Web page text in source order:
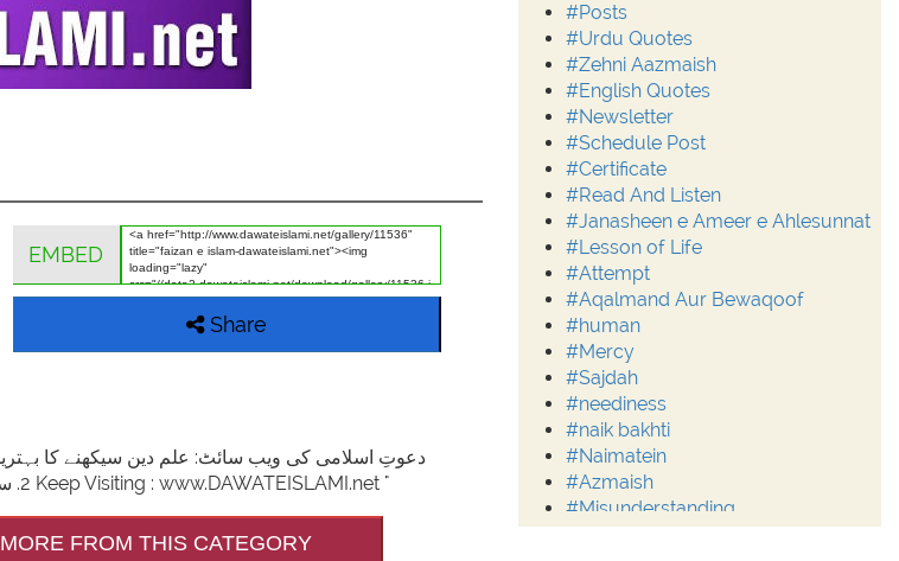
EMBED
Share
2. سینکڑوں کی تعداد میں مدنی پھول اور وال پیپرز ڈاؤن لوڈ اور شیئر کرنے کی سہولت Keep Visiting : www.DAWATEISLAMI.net "
MORE FROM THIS CATEGORY
#Posts
#Urdu Quotes
#Zehni Aazmaish
#English Quotes
#Newsletter
#Schedule Post
#Certificate
#Read And Listen
#Janasheen e Ameer e Ahlesunnat
#Lesson of Life
#Attempt
#Aqalmand Aur Bewaqoof
#human
#Mercy
#Sajdah
#neediness
#naik bakhti
#Naimatein
#Azmaish
#Misunderstanding
#Moderation